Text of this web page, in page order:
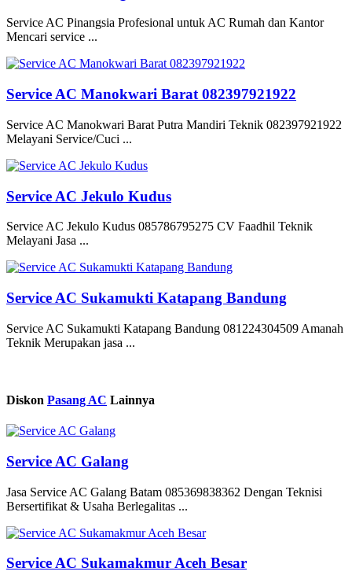
Service AC Pinangsia Profesional untuk AC Rumah dan Kantor
Mencari service ...
Service AC Manokwari Barat 082397921922
Service AC Manokwari Barat Putra Mandiri Teknik 082397921922
Melayani Service/Cuci ...
Service AC Jekulo Kudus
Service AC Jekulo Kudus 085786795275 CV Faadhil Teknik
Melayani Jasa ...
Service AC Sukamukti Katapang Bandung
Service AC Sukamukti Katapang Bandung 081224304509 Amanah
Teknik Merupakan jasa ...
Diskon Pasang AC Lainnya
Service AC Galang
Jasa Service AC Galang Batam 085369838362 Dengan Teknisi
Bersertifikat & Usaha Berlegalitas ...
Service AC Sukamakmur Aceh Besar